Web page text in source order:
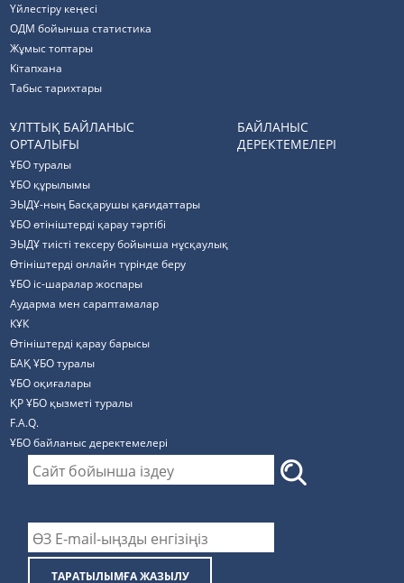
Үйлестіру кеңесі
ОДМ бойынша статистика
Жұмыс топтары
Кітапхана
Табыс тарихтары
ҰЛТТЫҚ БАЙЛАНЫС
ОРТАЛЫҒЫ
ҰБО туралы
ҰБО құрылымы
ЭЫДҰ-ның Басқарушы қағидаттары
ҰБО өтініштерді қарау тәртібі
ЭЫДҰ тиісті тексеру бойынша нұсқаулық
Өтініштерді онлайн түрінде беру
ҰБО іс-шаралар жоспары
Аударма мен сараптамалар
КҰК
Өтініштерді қарау барысы
БАҚ ҰБО туралы
ҰБО оқиғалары
ҚР ҰБО қызметі туралы
F.A.Q.
ҰБО байланыс деректемелерi
БАЙЛАНЫС
ДЕРЕКТЕМЕЛЕРІ
ТАРАТЫЛЫМҒА ЖАЗЫЛУ